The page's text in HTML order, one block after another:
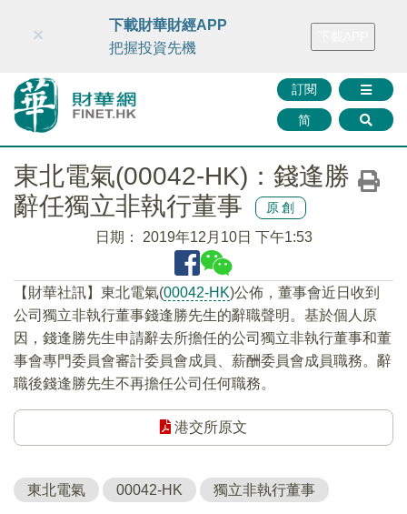
財華智庫網 FINTV FINMETA 財華證券 媒體矩陣
訂閱
简
×
下載財華財經APP
把握投資先機
東北電氣(00042-HK)：錢逢勝
辭任獨立非執行董事
原創
日期： 2019年12月10日 下午1:53
【財華社訊】東北電氣(00042-HK)公佈，董事會近日收到
公司獨立非執行董事錢逢勝先生的辭職聲明。基於個人原
因，錢逢勝先生申請辭去所擔任的公司獨立非執行董事和董
事會專門委員會審計委員會成員、薪酬委員會成員職務。辭
職後錢逢勝先生不再擔任公司任何職務。
港交所原文
東北電氣 00042-HK 獨立非執行董事